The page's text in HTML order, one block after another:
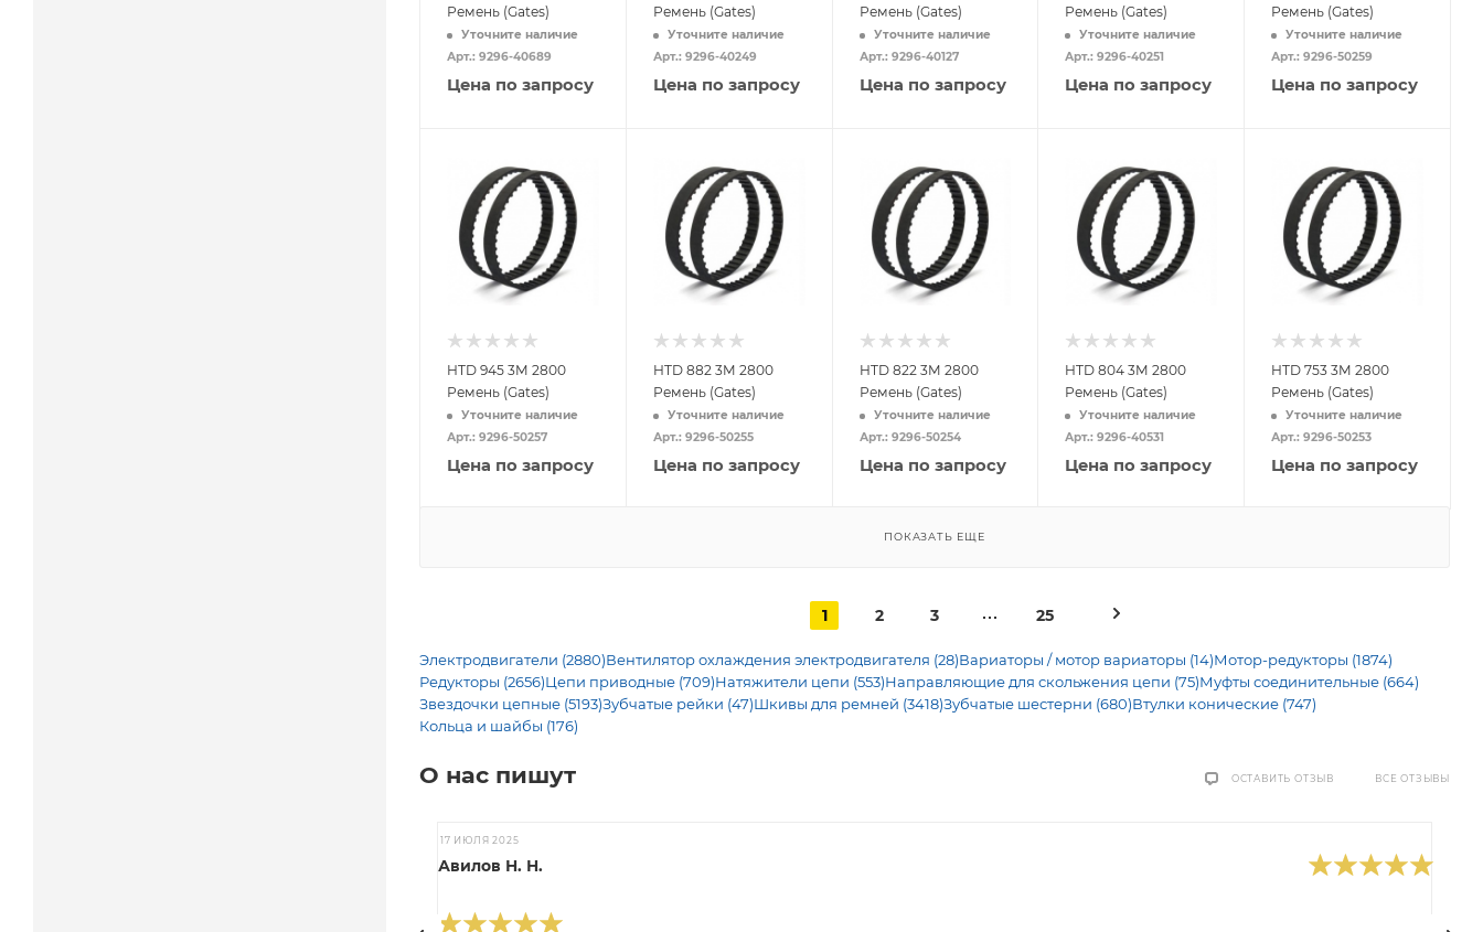
Ремень (Gates)
Уточните наличие
Арт.: 9296-40689
Цена по запросу
Ремень (Gates)
Уточните наличие
Арт.: 9296-40249
Цена по запросу
Ремень (Gates)
Уточните наличие
Арт.: 9296-40127
Цена по запросу
Ремень (Gates)
Уточните наличие
Арт.: 9296-40251
Цена по запросу
Ремень (Gates)
Уточните наличие
Арт.: 9296-50259
Цена по запросу
HTD 945 3M 2800
Ремень (Gates)
Уточните наличие
Арт.: 9296-50257
Цена по запросу
HTD 882 3M 2800
Ремень (Gates)
Уточните наличие
Арт.: 9296-50255
Цена по запросу
HTD 822 3M 2800
Ремень (Gates)
Уточните наличие
Арт.: 9296-50254
Цена по запросу
HTD 804 3M 2800
Ремень (Gates)
Уточните наличие
Арт.: 9296-40531
Цена по запросу
HTD 753 3M 2800
Ремень (Gates)
Уточните наличие
Арт.: 9296-50253
Цена по запросу
ПОКАЗАТЬ ЕЩЕ
1 2 3 25
Электродвигатели (2880)Вентилятор охлаждения электродвигателя (28)Вариаторы / мотор вариаторы (14)Мотор-редукторы (1874)
Редукторы (2656)Цепи приводные (709)Натяжители цепи (553)Направляющие для скольжения цепи (75)Муфты соединительные (664)
Звездочки цепные (5193)Зубчатые рейки (47)Шкивы для ремней (3418)Зубчатые шестерни (680)Втулки конические (747)
Кольца и шайбы (176)
О нас пишут ВСЕ ОТЗЫВЫ
ОСТАВИТЬ ОТЗЫВ
17 ИЮЛЯ 2025
Авилов Н. Н.